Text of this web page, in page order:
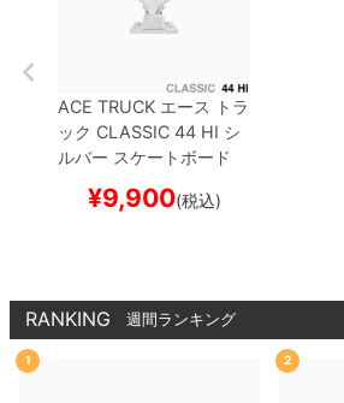
ACE TRUCK エース
トラ
ック CLASSIC 44 HI シ
ルバー スケートボード
¥9,900(税込)
RANKING 週間ランキング
1 2